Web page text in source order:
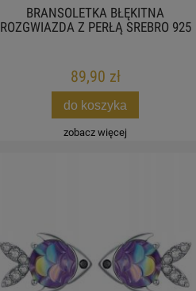
BRANSOLETKA BŁĘKITNA
ROZGWIAZDA Z PERŁĄ SREBRO 925
89,90 zł
do koszyka
zobacz więcej